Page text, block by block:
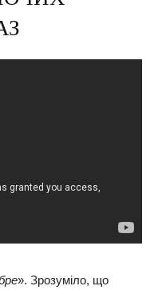
». Зрозуміло, що